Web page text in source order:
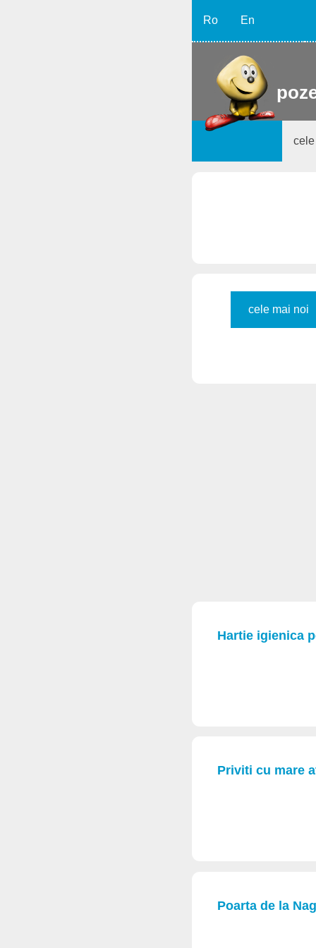
Ro En
cele mai noi
Hartie igienica
Priviti cu mare
Poarta de la